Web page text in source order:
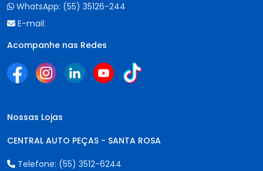
WhatsApp: (55) 35126-244
E-mail:
Acompanhe nas Redes
Nossas Lojas
CENTRAL AUTO PEÇAS - SANTA ROSA
Telefone: (55) 3512-6244